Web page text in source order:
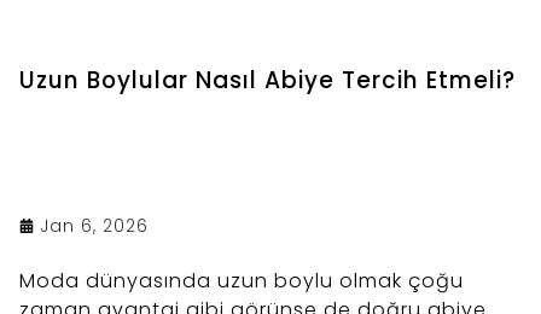
Uzun Boylular Nasıl Abiye Tercih Etmeli?
Jan 6, 2026
Moda dünyasında uzun boylu olmak çoğu